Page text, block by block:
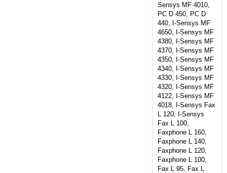
Sensys MF 4010,
PC D 450, PC D
440, I-Sensys MF
4650, I-Sensys MF
4380, I-Sensys MF
4370, I-Sensys MF
4350, I-Sensys MF
4340, I-Sensys MF
4330, I-Sensys MF
4320, I-Sensys MF
4122, I-Sensys MF
4018, I-Sensys Fax
L 120, I-Sensys
Fax L 100,
Faxphone L 160,
Faxphone L 140,
Faxphone L 120,
Faxphone L 100,
Fax L 95, Fax L